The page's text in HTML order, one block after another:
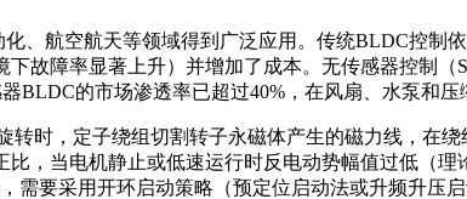
、航空航天等领域得到广泛应用。传统BLDC控制
障率显著上升）并增加了成本。无传感器控制（
的市场渗透率已超过40%，在风扇、水泵和压
时，定子绕组切割转子永磁体产生的磁力线，在
，当电机静止或低速运行时反电动势幅值过低（理
需要采用开环启动策略（预定位启动法或升频升压